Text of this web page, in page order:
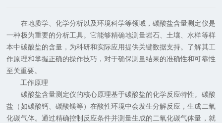
在地质学、化学分析以及环境科学等领域，碳酸盐含量测定仪是
一种极为重要的分析工具。它能够精确地测量岩石、土壤、水样等样
本中碳酸盐的含量，为科研和实际应用提供关键数据支持。了解其工
作原理和掌握正确的操作技巧，对于确保测量结果的准确性和可靠性
至关重要。
工作原理
碳酸盐含量测定仪的核心原理基于碳酸盐的化学反应特性。碳酸
盐（如碳酸钙、碳酸镁等）在酸性环境中会发生分解反应，生成二氧
化碳气体。通过精确控制反应条件并测量生成的二氧化碳气体量，就